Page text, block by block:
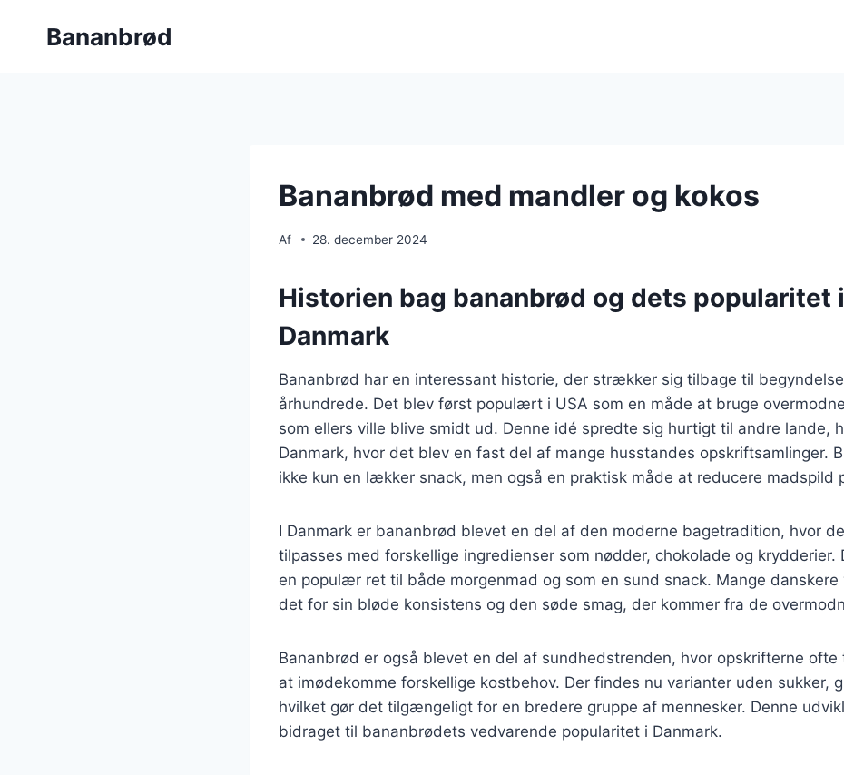
Bananbrød
Bananbrød med mandler og kokos
Af 28. december 2024
Historien bag bananbrød og dets popularitet i
Danmark
Bananbrød har en interessant historie, der strækker sig tilbage til
århundrede. Det blev først populært i USA som en måde at bruge
som ellers ville blive smidt ud. Denne idé spredte sig hurtigt til andre lande,
Danmark, hvor det blev en fast del af mange husstandes opskriftsamlinger.
ikke kun en lækker snack, men også en praktisk måde at reducere madspild
I Danmark er bananbrød blevet en del af den moderne bagetradition, hvor
tilpasses med forskellige ingredienser som nødder, chokolade og krydderier.
en populær ret til både morgenmad og som en sund snack. Mange
det for sin bløde konsistens og den søde smag, der kommer fra de
Bananbrød er også blevet en del af sundhedstrenden, hvor opskrifterne ofte
at imødekomme forskellige kostbehov. Der findes nu varianter uden sukker,
hvilket gør det tilgængeligt for en bredere gruppe af mennesker. Denne
bidraget til bananbrødets vedvarende popularitet i Danmark.